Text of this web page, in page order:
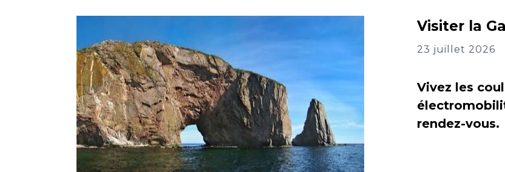
Visiter la
23 juillet 2026
Vivez les
rendez-vous.